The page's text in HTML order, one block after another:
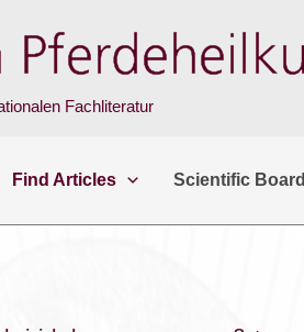
Fachliteratur
Find Articles Scientific Board